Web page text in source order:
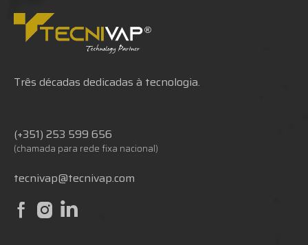
Três décadas dedicadas à tecnologia.
(+351) 253 599 656
(chamada para rede fixa nacional)
tecnivap@tecnivap.com